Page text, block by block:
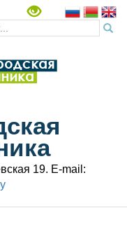
19. E-mail: